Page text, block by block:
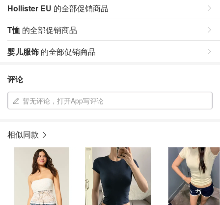
Hollister EU 的全部促销商品
T恤 的全部促销商品
婴儿服饰 的全部促销商品
评论
暂无评论，打开App写评论
相似同款